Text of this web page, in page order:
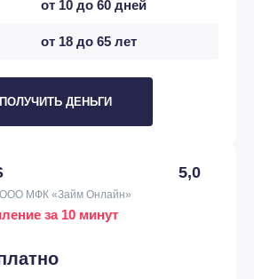
от 10 до 60 дней
от 18 до 65 лет
ПОЛУЧИТЬ ДЕНЬГИ
5,0
ООО МФК «Займ Онлайн»
за 10 минут